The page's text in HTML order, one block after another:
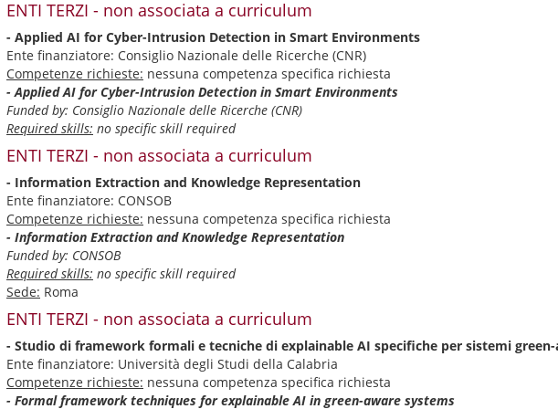
ENTI TERZI - non associata a curriculum
- Applied AI for Cyber-Intrusion Detection in Smart Environments
Ente finanziatore: Consiglio Nazionale delle Ricerche (CNR)
Competenze richieste: nessuna competenza specifica richiesta
- Applied AI for Cyber-Intrusion Detection in Smart Environments
Funded by: Consiglio Nazionale delle Ricerche (CNR)
Required skills: no specific skill required
ENTI TERZI - non associata a curriculum
- Information Extraction and Knowledge Representation
Ente finanziatore: CONSOB
Competenze richieste: nessuna competenza specifica richiesta
- Information Extraction and Knowledge Representation
Funded by: CONSOB
Required skills: no specific skill required
Sede: Roma
ENTI TERZI - non associata a curriculum
- Studio di framework formali e tecniche di explainable AI specifiche per sistemi
Ente finanziatore: Università degli Studi della Calabria
Competenze richieste: nessuna competenza specifica richiesta
- Formal framework techniques for explainable AI in green-aware systems